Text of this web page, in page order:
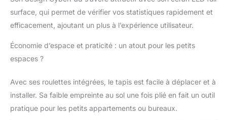
surface, qui permet de vérifier vos statistiques rapidement et
efficacement, ajoutant un plus à l’expérience utilisateur.
Économie d’espace et praticité : un atout pour les petits
espaces ?
Avec ses roulettes intégrées, le tapis est facile à déplacer et à
installer. Sa faible empreinte au sol une fois plié en fait un outil
pratique pour les petits appartements ou bureaux.